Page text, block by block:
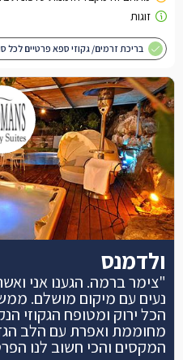
בריכת זרמים/ גקוזי ספא פרטיים לכל
ולדמנס
"צימר ברמה. הגענו אני
נעים עם מיקום מושלם.
הכל ירוק ומטופח הגקוזי
מחוממת ואפרת עם הלב
המקסים והכי חשוב לנו